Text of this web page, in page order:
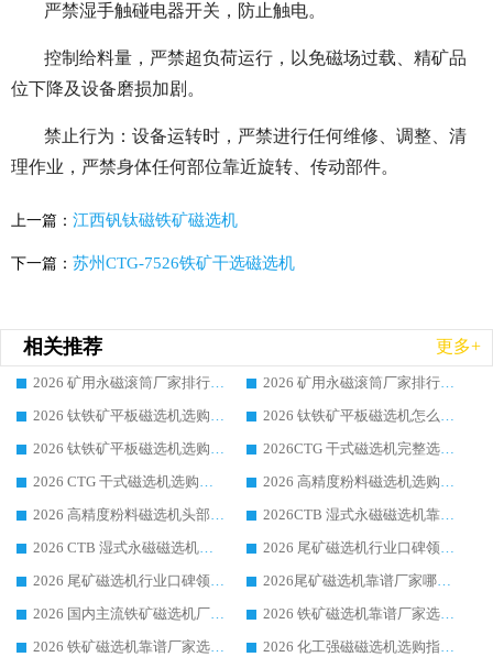
严禁湿手触碰电器开关，防止触电。
控制给料量，严禁超负荷运行，以免磁场过载、精矿品
位下降及设备磨损加剧。
禁止行为：设备运转时，严禁进行任何维修、调整、清
理作业，严禁身体任何部位靠近旋转、传动部件。
上一篇： 江西钒钛磁铁矿磁选机
下一篇： 苏州CTG-7526铁矿干选磁选机
相关推荐 更多+
2026 矿用永磁滚筒厂家排行榜选购干货指南 行业口碑标杆华体会手机网页版-华体会(中国) 实力出众
2026 矿用永磁滚筒厂家排行榜选购指南，行业口碑领域强者华体会手机网页版-华体会(中国)
2026 钛铁矿平板磁选机选购全攻略 市场公认优质品牌厂家实力排行榜
2026 钛铁矿平板磁选机怎么选 靠谱生产企业实力排行榜选购参考攻略
2026 钛铁矿平板磁选机选购指南 行业口碑优选品牌生产企业实力排行榜
2026CTG 干式磁选机完整选购指南 行业口碑顶尖靠谱生产龙头厂家实力推荐
2026 CTG 干式磁选机选购指南|行业口碑靠谱生产厂家领域强者推荐
2026 高精度粉料磁选机选购全攻略 行业优质品牌华体会手机网页版-华体会(中国) 实力深度解析
2026 高精度粉料磁选机头部厂家选购指南 行业口碑靠谱品牌推荐 领域强者华体会手机网页版-华体会(中国) 解析
2026CTB 湿式永磁磁选机靠谱厂家实力排行榜 铁矿选矿设备采购全流程选购指南
2026 CTB 湿式永磁磁选机选购指南|行业口碑良好品牌推荐，领域强者华体会手机网页版-华体会(中国)
2026 尾矿磁选机行业口碑领域强者，源头直供国内主流厂家华体会手机网页版-华体会(中国) 一站式服务
2026 尾矿磁选机行业口碑领域强者，源头直供国内主流厂家华体会手机网页版-华体会(中国) 一站式服务
2026尾矿磁选机靠谱厂家哪家好 行业口碑领域强者华体会手机网页版-华体会(中国) 推荐
2026 国内主流铁矿磁选机厂家选购指南|行业口碑好品牌推荐，领域强者华体会手机网页版-华体会(中国)
2026 铁矿磁选机靠谱厂家选购全攻略 行业标杆华体会手机网页版-华体会(中国) 设备性价比出众
2026 铁矿磁选机靠谱厂家选购指南，领域强者华体会手机网页版-华体会(中国) 铁矿磁选机性价比高
2026 化工强磁磁选机选购指南 5 家行业口碑靠谱厂家领域强者推荐